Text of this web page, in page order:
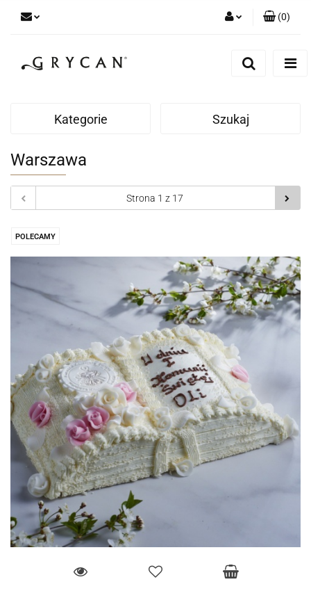
Zgody cookies
(0)
Kategorie Szukaj
Warszawa
POLECAMY